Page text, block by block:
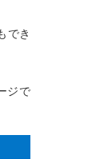
でき
ジで